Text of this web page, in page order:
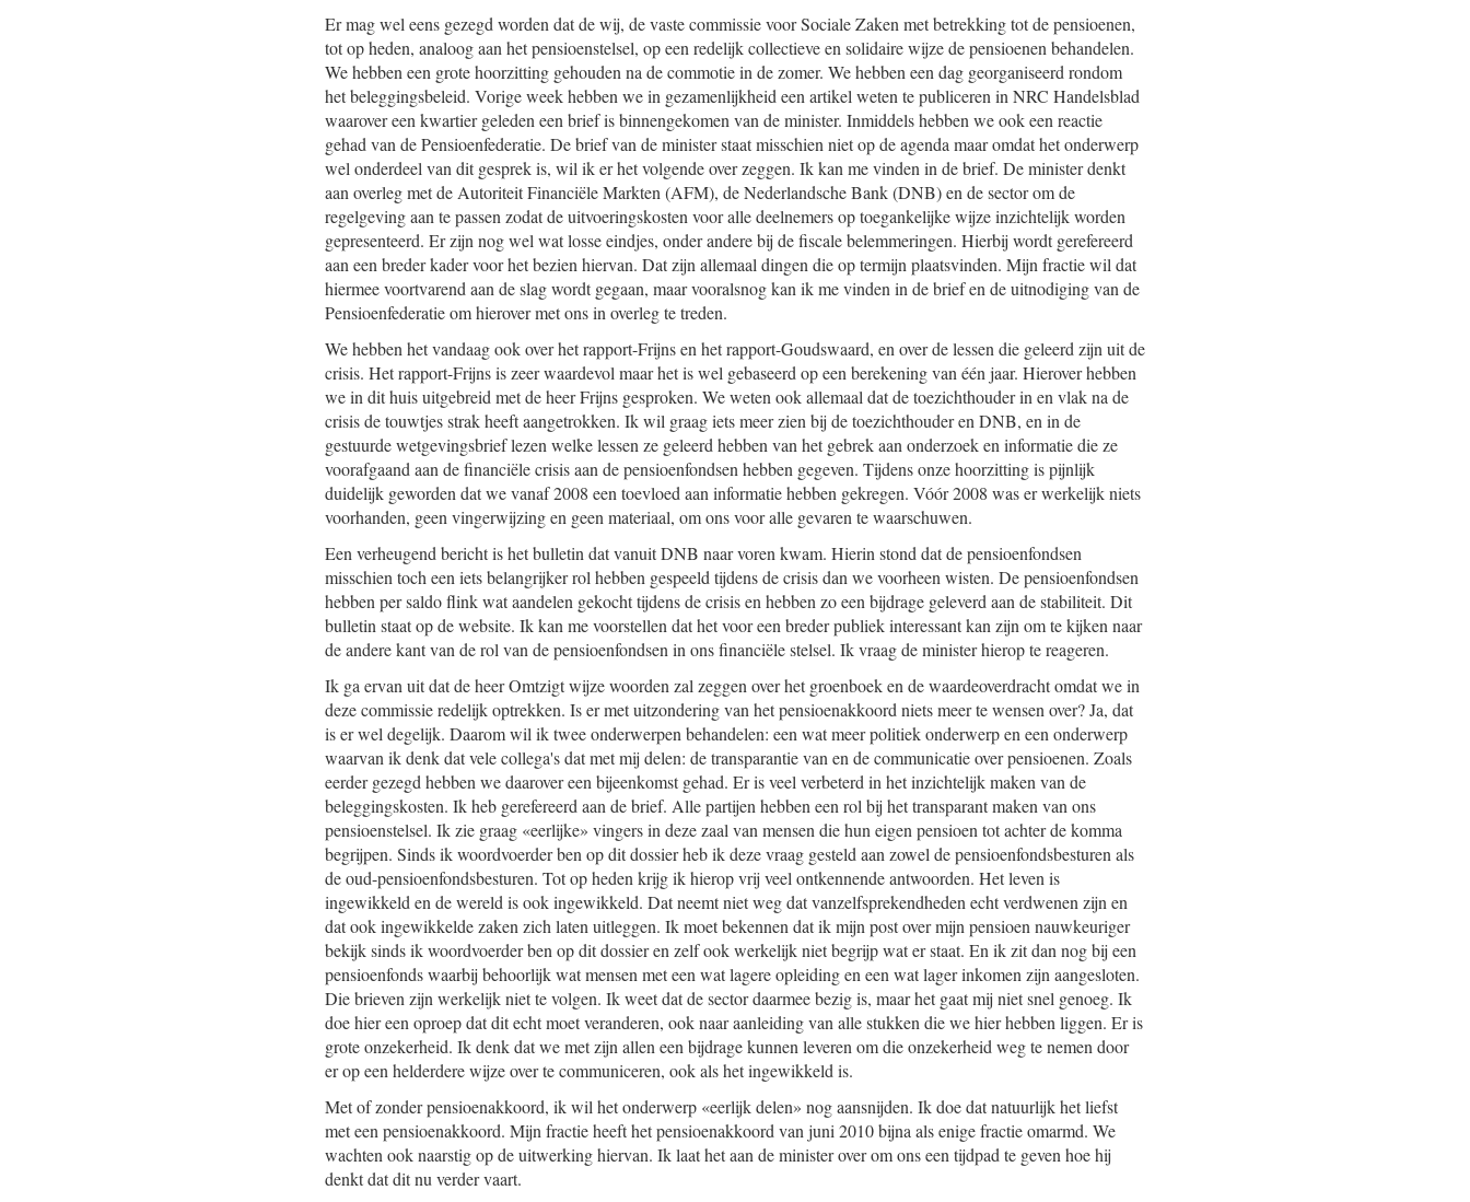
Er mag wel eens gezegd worden dat de wij, de vaste commissie voor Sociale Zaken met betrekking tot de pensioenen,
tot op heden, analoog aan het pensioenstelsel, op een redelijk collectieve en solidaire wijze de pensioenen behandelen.
We hebben een grote hoorzitting gehouden na de commotie in de zomer. We hebben een dag georganiseerd rondom
het beleggingsbeleid. Vorige week hebben we in gezamenlijkheid een artikel weten te publiceren in NRC Handelsblad
waarover een kwartier geleden een brief is binnengekomen van de minister. Inmiddels hebben we ook een reactie
gehad van de Pensioenfederatie. De brief van de minister staat misschien niet op de agenda maar omdat het onderwerp
wel onderdeel van dit gesprek is, wil ik er het volgende over zeggen. Ik kan me vinden in de brief. De minister denkt
aan overleg met de Autoriteit Financiële Markten (AFM), de Nederlandsche Bank (DNB) en de sector om de
regelgeving aan te passen zodat de uitvoeringskosten voor alle deelnemers op toegankelijke wijze inzichtelijk worden
gepresenteerd. Er zijn nog wel wat losse eindjes, onder andere bij de fiscale belemmeringen. Hierbij wordt gerefereerd
aan een breder kader voor het bezien hiervan. Dat zijn allemaal dingen die op termijn plaatsvinden. Mijn fractie wil dat
hiermee voortvarend aan de slag wordt gegaan, maar vooralsnog kan ik me vinden in de brief en de uitnodiging van de
Pensioenfederatie om hierover met ons in overleg te treden.
We hebben het vandaag ook over het rapport-Frijns en het rapport-Goudswaard, en over de lessen die geleerd zijn uit de
crisis. Het rapport-Frijns is zeer waardevol maar het is wel gebaseerd op een berekening van één jaar. Hierover hebben
we in dit huis uitgebreid met de heer Frijns gesproken. We weten ook allemaal dat de toezichthouder in en vlak na de
crisis de touwtjes strak heeft aangetrokken. Ik wil graag iets meer zien bij de toezichthouder en DNB, en in de
gestuurde wetgevingsbrief lezen welke lessen ze geleerd hebben van het gebrek aan onderzoek en informatie die ze
voorafgaand aan de financiële crisis aan de pensioenfondsen hebben gegeven. Tijdens onze hoorzitting is pijnlijk
duidelijk geworden dat we vanaf 2008 een toevloed aan informatie hebben gekregen. Vóór 2008 was er werkelijk niets
voorhanden, geen vingerwijzing en geen materiaal, om ons voor alle gevaren te waarschuwen.
Een verheugend bericht is het bulletin dat vanuit DNB naar voren kwam. Hierin stond dat de pensioenfondsen
misschien toch een iets belangrijker rol hebben gespeeld tijdens de crisis dan we voorheen wisten. De pensioenfondsen
hebben per saldo flink wat aandelen gekocht tijdens de crisis en hebben zo een bijdrage geleverd aan de stabiliteit. Dit
bulletin staat op de website. Ik kan me voorstellen dat het voor een breder publiek interessant kan zijn om te kijken naar
de andere kant van de rol van de pensioenfondsen in ons financiële stelsel. Ik vraag de minister hierop te reageren.
Ik ga ervan uit dat de heer Omtzigt wijze woorden zal zeggen over het groenboek en de waardeoverdracht omdat we in
deze commissie redelijk optrekken. Is er met uitzondering van het pensioenakkoord niets meer te wensen over? Ja, dat
is er wel degelijk. Daarom wil ik twee onderwerpen behandelen: een wat meer politiek onderwerp en een onderwerp
waarvan ik denk dat vele collega's dat met mij delen: de transparantie van en de communicatie over pensioenen. Zoals
eerder gezegd hebben we daarover een bijeenkomst gehad. Er is veel verbeterd in het inzichtelijk maken van de
beleggingskosten. Ik heb gerefereerd aan de brief. Alle partijen hebben een rol bij het transparant maken van ons
pensioenstelsel. Ik zie graag «eerlijke» vingers in deze zaal van mensen die hun eigen pensioen tot achter de komma
begrijpen. Sinds ik woordvoerder ben op dit dossier heb ik deze vraag gesteld aan zowel de pensioenfondsbesturen als
de oud-pensioenfondsbesturen. Tot op heden krijg ik hierop vrij veel ontkennende antwoorden. Het leven is
ingewikkeld en de wereld is ook ingewikkeld. Dat neemt niet weg dat vanzelfsprekendheden echt verdwenen zijn en
dat ook ingewikkelde zaken zich laten uitleggen. Ik moet bekennen dat ik mijn post over mijn pensioen nauwkeuriger
bekijk sinds ik woordvoerder ben op dit dossier en zelf ook werkelijk niet begrijp wat er staat. En ik zit dan nog bij een
pensioenfonds waarbij behoorlijk wat mensen met een wat lagere opleiding en een wat lager inkomen zijn aangesloten.
Die brieven zijn werkelijk niet te volgen. Ik weet dat de sector daarmee bezig is, maar het gaat mij niet snel genoeg. Ik
doe hier een oproep dat dit echt moet veranderen, ook naar aanleiding van alle stukken die we hier hebben liggen. Er is
grote onzekerheid. Ik denk dat we met zijn allen een bijdrage kunnen leveren om die onzekerheid weg te nemen door
er op een helderdere wijze over te communiceren, ook als het ingewikkeld is.
Met of zonder pensioenakkoord, ik wil het onderwerp «eerlijk delen» nog aansnijden. Ik doe dat natuurlijk het liefst
met een pensioenakkoord. Mijn fractie heeft het pensioenakkoord van juni 2010 bijna als enige fractie omarmd. We
wachten ook naarstig op de uitwerking hiervan. Ik laat het aan de minister over om ons een tijdpad te geven hoe hij
denkt dat dit nu verder vaart.